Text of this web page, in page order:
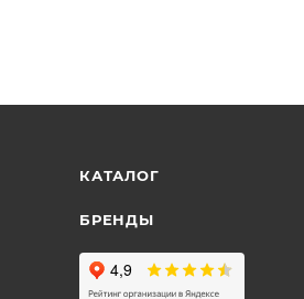
КАТАЛОГ
БРЕНДЫ